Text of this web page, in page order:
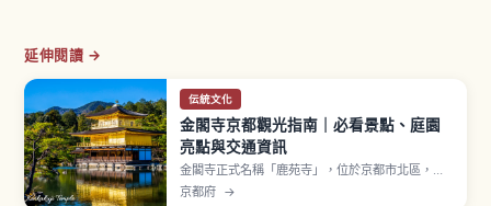
延伸閱讀 →
伝統文化
金閣寺京都觀光指南｜必看景點、庭園
亮點與交通資訊
金閣寺正式名稱「鹿苑寺」，位於京都市北區，相
傳室町時代足利義滿營建北山殿並建立覆以金箔的
京都府 →